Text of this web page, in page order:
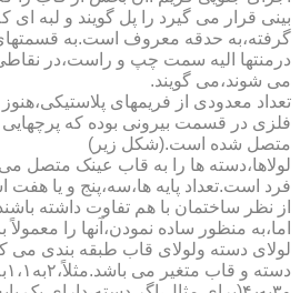
بینی قرار می گیرد را پل گویند و لبه ای
گرفته،به حدقه معروف است.به
درمنتها الیه سمت چپ و راست،در
می شوند،می گویند.
تعداد معدودی از فریمهای
فلزی در قسمت بیرونی بوده که پرچهایی
متصل شده است.(شکل زیر)
لولاها،دسته ها را به قاب عینک متصل می
فرد است.تعداد پایه ها،سه،پنج و یا
از نظر ساختمان با هم تفاوت داشته
اما،به منظور ساده نمودن،آنها را
لولای دسته ولولای قاب طبقه بندی می